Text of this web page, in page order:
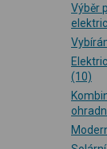
Výběr
(10)